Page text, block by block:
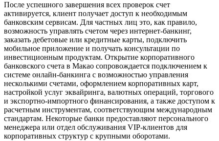
После успешного завершения всех проверок счет
активируется, клиент получает доступ к необходимым
банковским сервисам. Для частных лиц это, как правило,
возможность управлять счетом через интернет-банкинг,
заказать дебетовые или кредитные карты, подключить
мобильное приложение и получать консультации по
инвестиционным продуктам. Открытие корпоративного
банковского счета в Макао сопровождается подключением к
системе онлайн-банкинга с возможностью управления
несколькими счетами, оформлением корпоративных карт,
настройкой услуг эквайринга, валютных операций, торгового
и экспортно-импортного финансирования, а также доступом к
расчетным инструментам, соответствующим международным
стандартам. Некоторые банки предоставляют персонального
менеджера или отдел обслуживания VIP-клиентов для
корпоративных структур с крупными оборотами.